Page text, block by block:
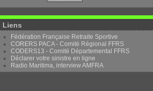
Liens
Fédération Française Retraite Sportive
CORERS PACA - Comité Régional FFRS
CODERS13 - Comité Départemental FFRS
Déclarer votre sinistre en ligne
Radio Maritima, interview AMFRA